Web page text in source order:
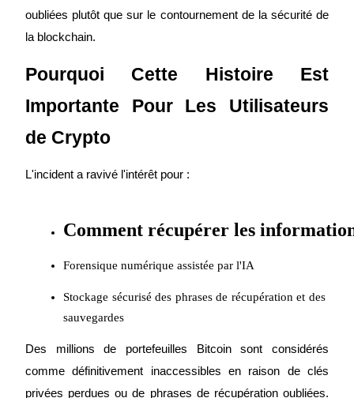
Cochon de puissance
Des rendements élevés et un accès instantané
oubliées plutôt que sur le contournement de la sécurité de
la blockchain.
Pourquoi Cette Histoire Est
Importante Pour Les Utilisateurs
de Crypto
L'incident a ravivé l'intérêt pour :
Comment récupérer les
Forensique numérique assistée par l'IA
Stockage sécurisé des phrases de récupération et des
sauvegardes
Des millions de portefeuilles Bitcoin sont considérés
comme définitivement inaccessibles en raison de clés
privées perdues ou de phrases de récupération oubliées.